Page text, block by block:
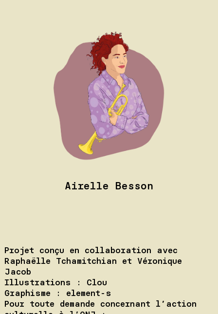
Airelle Besson
Projet conçu en collaboration avec
Raphaëlle Tchamitchian et Véronique
Jacob
Illustrations : Clou
Graphisme : element-s
Pour toute demande concernant l’action